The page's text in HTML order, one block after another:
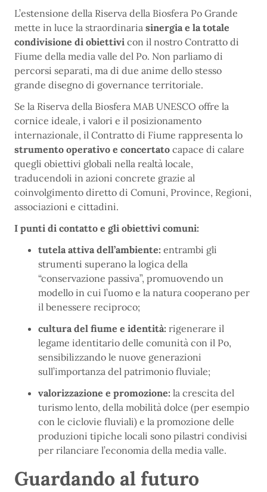
L’estensione della Riserva della Biosfera Po Grande
mette in luce la straordinaria sinergia e la totale
condivisione di obiettivi con il nostro Contratto di
Fiume della media valle del Po. Non parliamo di
percorsi separati, ma di due anime dello stesso
grande disegno di governance territoriale.
Se la Riserva della Biosfera MAB UNESCO offre la
cornice ideale, i valori e il posizionamento
internazionale, il Contratto di Fiume rappresenta lo
strumento operativo e concertato capace di calare
quegli obiettivi globali nella realtà locale,
traducendoli in azioni concrete grazie al
coinvolgimento diretto di Comuni, Province, Regioni,
associazioni e cittadini.
I punti di contatto e gli obiettivi comuni:
tutela attiva dell’ambiente: entrambi gli
strumenti superano la logica della
“conservazione passiva”, promuovendo un
modello in cui l’uomo e la natura cooperano per
il benessere reciproco;
cultura del fiume e identità: rigenerare il
legame identitario delle comunità con il Po,
sensibilizzando le nuove generazioni
sull’importanza del patrimonio fluviale;
valorizzazione e promozione: la crescita del
turismo lento, della mobilità dolce (per esempio
con le ciclovie fluviali) e la promozione delle
produzioni tipiche locali sono pilastri condivisi
per rilanciare l’economia della media valle.
Guardando al futuro